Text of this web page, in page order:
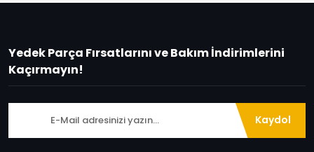
Yedek Parça Fırsatlarını ve Bakım İndirimlerini
Kaçırmayın!
Kaydol